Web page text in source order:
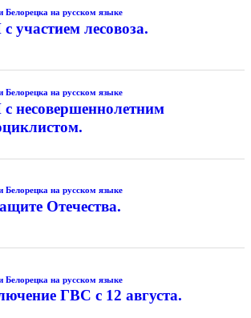
Белорецка на русском языке
участием лесовоза.
Белорецка на русском языке
несовершеннолетним
Белорецка на русском языке
Отечества.
Белорецка на русском языке
ГВС с 12 августа.